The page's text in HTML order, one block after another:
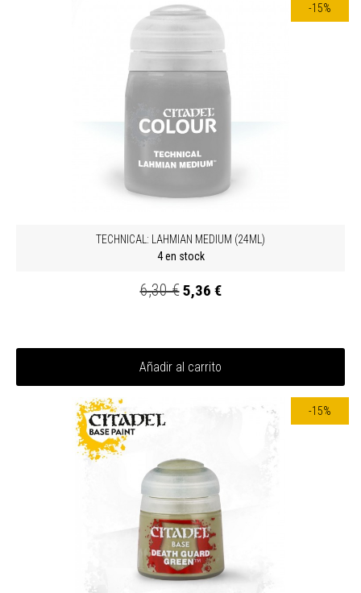
-15%
TECHNICAL: LAHMIAN MEDIUM (24ML)
4 en stock
6,30 €5,36 €
Añadir al carrito
-15%